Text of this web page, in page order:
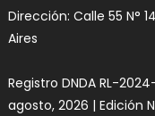
Dirección: Calle 55 N°
Aires
Registro DNDA RL-
agosto, 2026 | Edición